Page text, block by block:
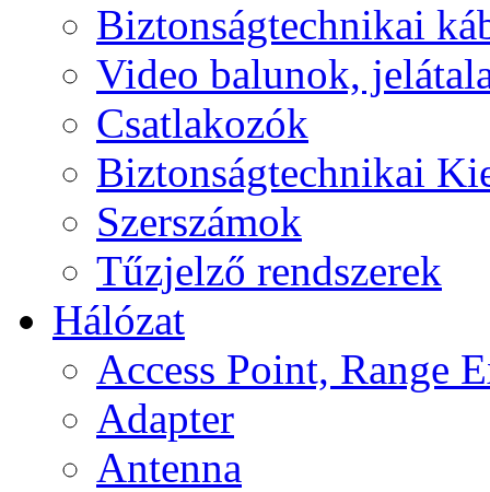
Biztonságtechnikai
Video balunok,
Csatlakozók
Biztonságtechnikai
Szerszámok
Tűzjelző rendszerek
Hálózat
Access Point, Range
Adapter
Antenna